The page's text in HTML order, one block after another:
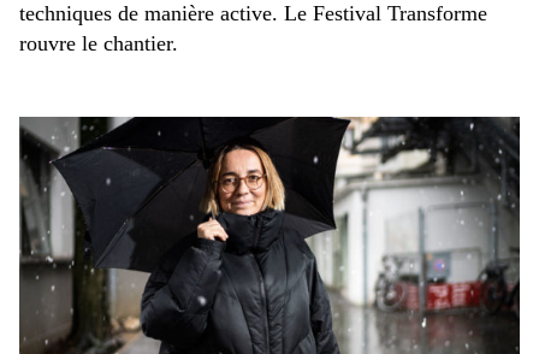
techniques de manière active. Le Festival Transforme
rouvre le chantier.